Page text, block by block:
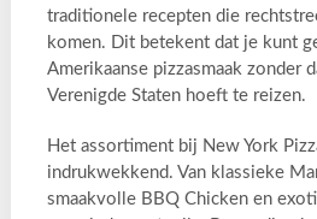
traditionele recepten die
komen. Dit betekent dat je kunt
Amerikaanse pizzasmaak zonder
Verenigde Staten hoeft te reizen.
Het assortiment bij New York
indrukwekkend. Van klassieke
smaakvolle BBQ Chicken en